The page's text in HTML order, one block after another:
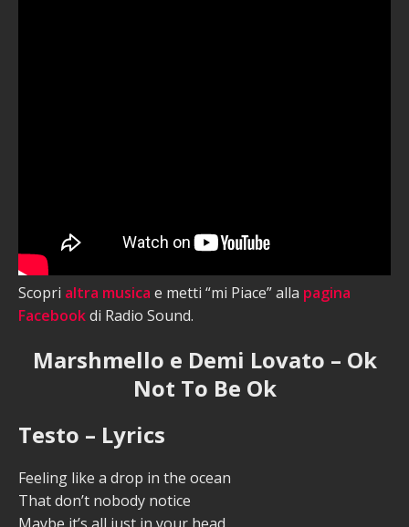
Scopri altra musica e metti “mi Piace” alla pagina
Facebookdi Radio Sound.
Marshmello e Demi Lovato – Ok
Not To Be Ok
Testo – Lyrics
Feeling like a drop in the ocean
That don’t nobody notice